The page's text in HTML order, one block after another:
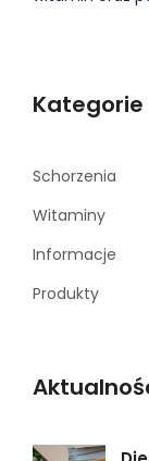
Kategorie
Schorzenia
Witaminy
Informacje
Produkty